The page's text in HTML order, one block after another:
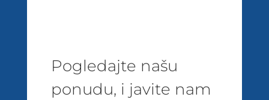
Pogledajte našu
ponudu, i javite nam